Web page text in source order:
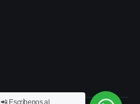
📲 Escríbenos al